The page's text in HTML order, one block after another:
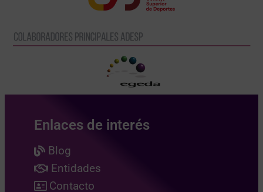
Enlaces de interés
Blog
Entidades
Contacto